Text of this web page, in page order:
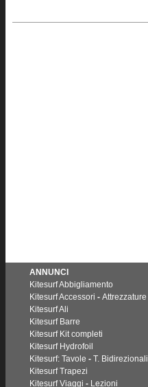
ANNUNCI
Kitesurf Abbigliamento
Kitesurf Accessori - Attrezzature
Kitesurf Ali
Kitesurf Barre
Kitesurf Kit completi
Kitesurf Hydrofoil
Kitesurf: Tavole - T. Bidirezionali
Kitesurf Trapezi
Kitesurf Viaggi - Lezioni